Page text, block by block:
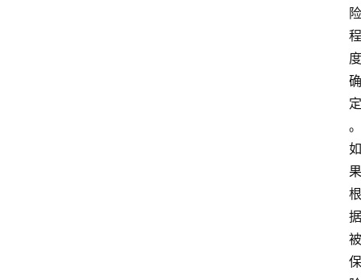
险
程
度
确
定
。
如
果
根
据
被
保